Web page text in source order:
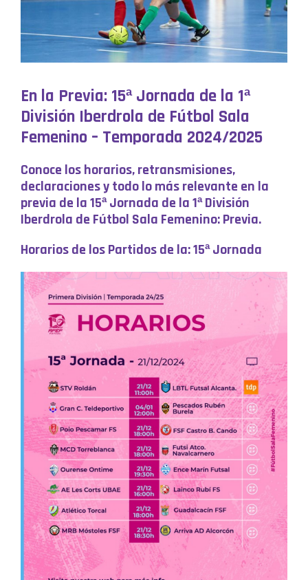
En la Previa: 15ª Jornada de la 1ª
División Iberdrola de Fútbol Sala
Femenino – Temporada 2024/2025
Conoce los horarios, retransmisiones,
declaraciones y todo lo más relevante en la
previa de la 15ª Jornada de la 1ª División
Iberdrola de Fútbol Sala Femenino: Previa.
Horarios de los Partidos de la: 15ª Jornada